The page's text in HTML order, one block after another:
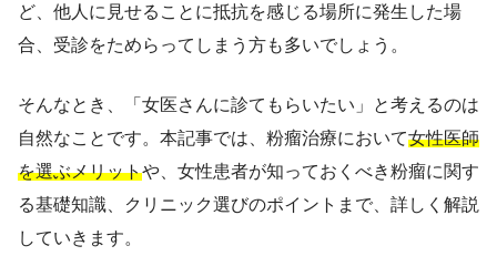
ど、他人に見せることに抵抗を感じる場所に発生した場
合、受診をためらってしまう方も多いでしょう。
そんなとき、「女医さんに診てもらいたい」と考えるのは
自然なことです。本記事では、粉瘤治療において女性医師
を選ぶメリットや、女性患者が知っておくべき粉瘤に関す
る基礎知識、クリニック選びのポイントまで、詳しく解説
していきます。